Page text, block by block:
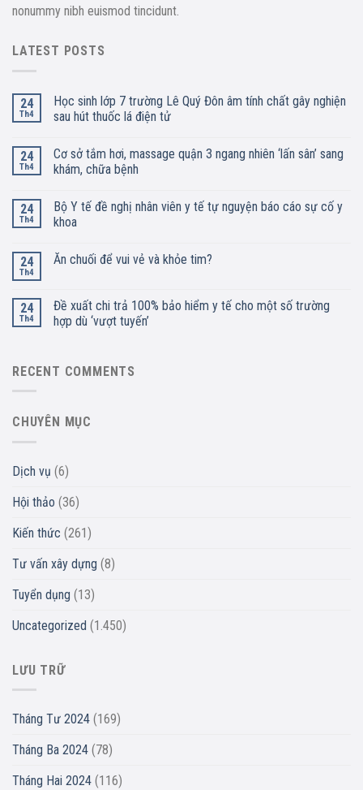
nonummy nibh euismod tincidunt.
LATEST POSTS
24
Th4
Học sinh lớp 7 trường Lê Quý Đôn âm tính chất gây nghiện
sau hút thuốc lá điện tử
24
Th4
Cơ sở tắm hơi, massage quận 3 ngang nhiên ‘lấn sân’ sang
khám, chữa bệnh
24
Th4
Bộ Y tế đề nghị nhân viên y tế tự nguyện báo cáo sự cố y
khoa
24
Th4
Ăn chuối để vui vẻ và khỏe tim?
24
Th4
Đề xuất chi trả 100% bảo hiểm y tế cho một số trường
hợp dù ‘vượt tuyến’
RECENT COMMENTS
CHUYÊN MỤC
Dịch vụ (6)
Hội thảo (36)
Kiến thức (261)
Tư vấn xây dựng (8)
Tuyển dụng (13)
Uncategorized (1.450)
LƯU TRỮ
Tháng Tư 2024 (169)
Tháng Ba 2024 (78)
Tháng Hai 2024 (116)